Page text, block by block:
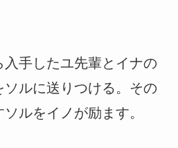
入手したユ先輩とイナの
ルに送りつける。その
ルをイノが励ます。